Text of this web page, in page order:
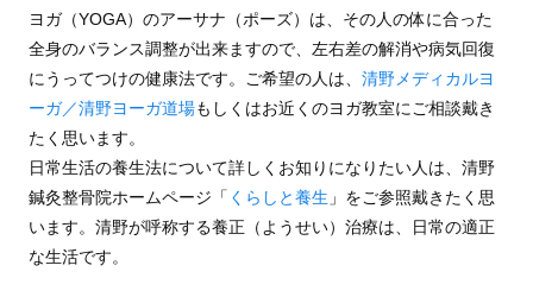
ヨガ（YOGA）のアーサナ（ポーズ）は、その人の体に合った
全身のバランス調整が出来ますので、左右差の解消や病気回復
にうってつけの健康法です。ご希望の人は、 清野メディカルヨ
ーガ／清野ヨーガ道場もしくはお近くのヨガ教室にご相談戴き
たく思います。
日常生活の養生法について詳しくお知りになりたい人は、清野
鍼灸整骨院ホームページ「 くらしと養生 」をご参照戴きたく思
います。清野が呼称する養正（ようせい）治療は、日常の適正
な生活です。